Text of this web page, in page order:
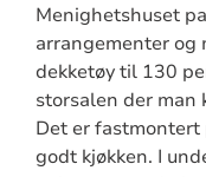
Menighetshuset
arrangementer og
dekketøy til 130
storsalen der man
Det er
godt kjøkken. I